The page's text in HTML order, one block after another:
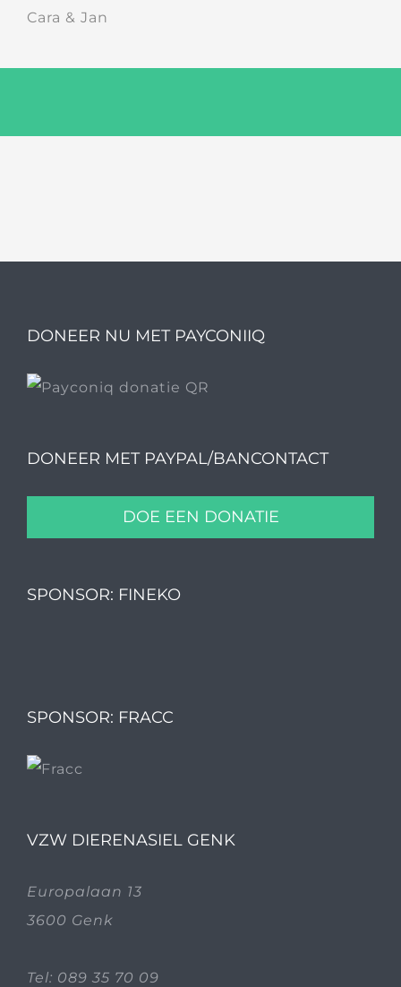
Cara & Jan
DONEER NU MET PAYCONIIQ
DONEER MET PAYPAL/BANCONTACT
DOE EEN DONATIE
SPONSOR: FINEKO
SPONSOR: FRACC
VZW DIERENASIEL GENK
Europalaan 13
3600 Genk
Tel: 089 35 70 09